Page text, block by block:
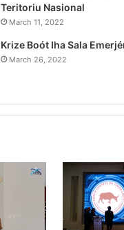
Teritoriu Nasional
March 11, 2022
Krize Boót Iha Sala
March 26, 2022